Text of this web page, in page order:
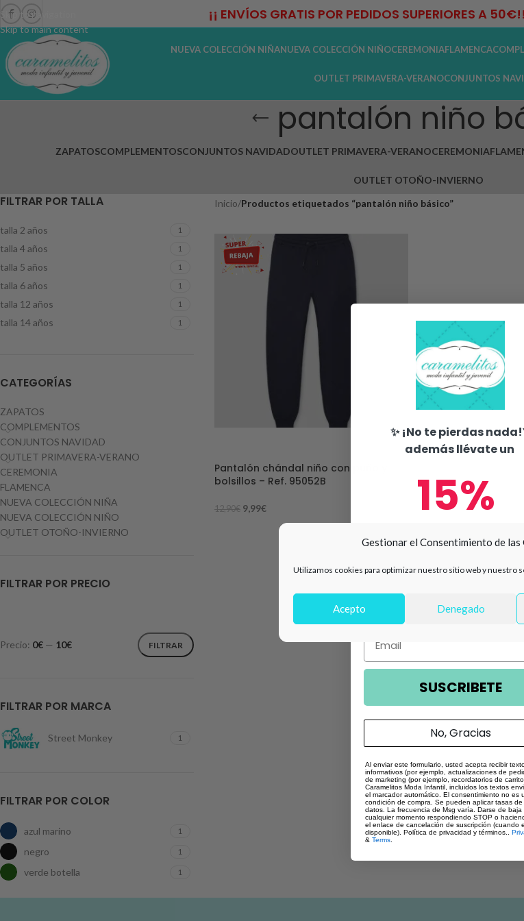
Gestionar el Consentimiento de las
Utilizamos cookies para optimizar nuestro sitio web y nuestro
Acepto Denegado
Skip to navigation
Skip to main content
¡¡ ENVÍOS GRATIS POR PEDIDOS SUPERIORES A 50€!!
NUEVA COLECCIÓN NIÑANUEVA COLECCIÓN NIÑOCEREMONIAFLAMENCA
OUTLET PRIMAVERA-VERANOCONJUNTOS
pantalón niño
ZAPATOSCOMPLEMENTOSCONJUNTOS NAVIDADOUTLET PRIMAVERA-VERANOCEREMONIA
OUTLET OTOÑO-INVIERNO
FILTRAR POR TALLA
talla 2 años 1
talla 4 años 1
talla 5 años 1
talla 6 años 1
talla 12 años 1
talla 14 años 1
CATEGORÍAS
ZAPATOS
COMPLEMENTOS
CONJUNTOS NAVIDAD
OUTLET PRIMAVERA-VERANO
CEREMONIA
FLAMENCA
NUEVA COLECCIÓN NIÑA
NUEVA COLECCIÓN NIÑO
OUTLET OTOÑO-INVIERNO
FILTRAR POR PRECIO
FILTRAR
Precio: 0€ — 10€
FILTRAR POR MARCA
Street Monkey 1
FILTRAR POR COLOR
azul marino 1
negro 1
verde botella 1
Inicio/Productos etiquetados “pantalón niño básico”
Pantalón chándal niño con puño y
bolsillos – Ref. 95052B
12,90€ 9,99€
✨ ¡No te pierdas
además llévate un
15%
de descuento en tu
SUSCRIBETE
No, Gracias
Al enviar este formulario, usted acepta recibir
informativos (por ejemplo, actualizaciones de
de marketing (por ejemplo, recordatorios de
Caramelitos Moda Infantil, incluidos los textos
el marcador automático. El consentimiento no es
condición de compra. Se pueden aplicar tasas de
datos. La frecuencia de Msg varía. Darse de baja
cualquier momento respondiendo STOP o
el enlace de cancelación de suscripción (cuando
disponible). Política de privacidad y términos..
& Terms